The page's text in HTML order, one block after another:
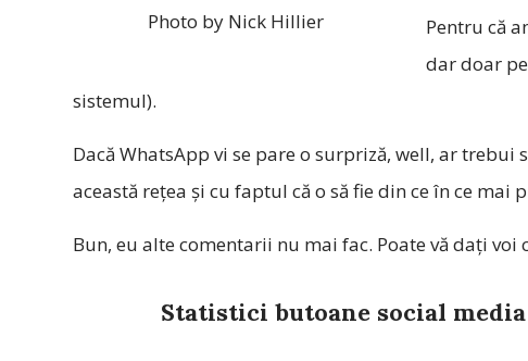
Photo by Nick Hillier
Pentru că
dar doar
sistemul).
Dacă WhatsApp vi se pare o surpriză, well, ar trebui
această rețea și cu faptul că o să fie din ce în ce mai
Bun, eu alte comentarii nu mai fac. Poate vă dați voi
Statistici butoane social